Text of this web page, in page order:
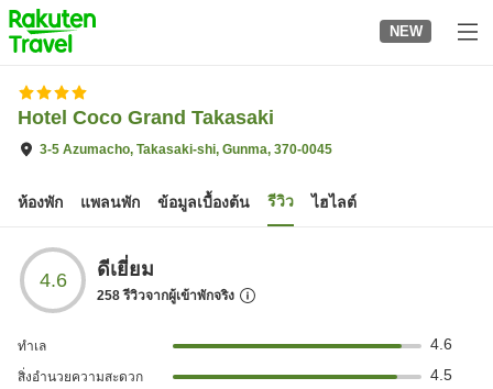
to
top
page
NEW
Hotel Coco Grand Takasaki
3-5 Azumacho, Takasaki-shi, Gunma, 370-0045
ห้องพัก แพลนพัก ข้อมูลเบื้องต้น รีวิว ไฮไลต์
4.6 ดีเยี่ยม
258รีวิวจากผู้เข้าพักจริง
ทำเล 4.6
สิ่งอำนวยความสะดวก 4.5